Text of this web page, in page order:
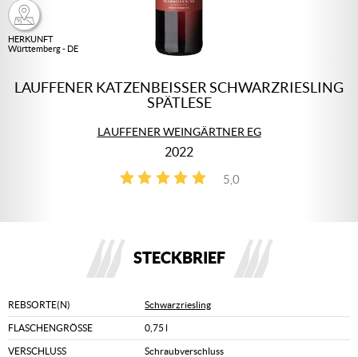
HERKUNFT
Württemberg - DE
LAUFFENER KATZENBEISSER SCHWARZRIESLING
SPÄTLESE
LAUFFENER WEINGÄRTNER EG
2022
5,0
1
STECKBRIEF
REBSORTE(N) Schwarzriesling
FLASCHENGRÖSSE 0,75 l
VERSCHLUSS Schraubverschluss